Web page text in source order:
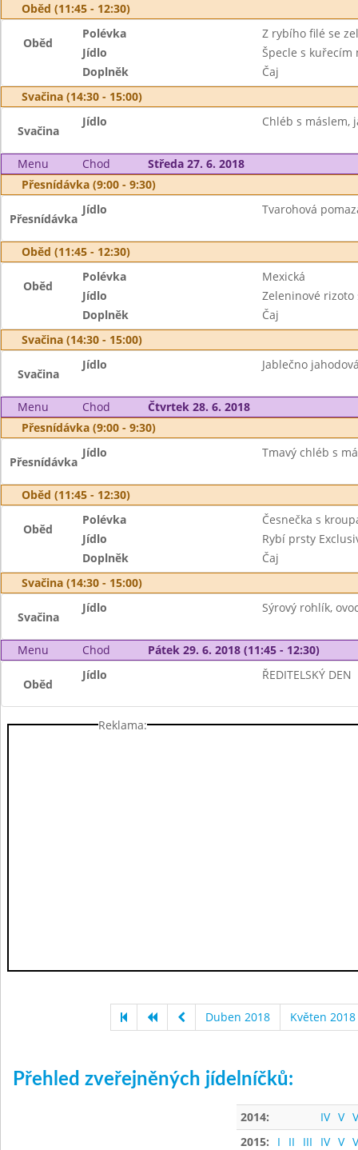
Oběd (11:45 - 12:30)
Oběd
Polévka
Z rybího filé se
Jídlo
Špecle s kuřecím
Doplněk
Čaj
Svačina (14:30 - 15:00)
Svačina
Jídlo Chléb s máslem,
Menu Chod
Středa 27. 6. 2018
Přesnídávka (9:00 - 9:30)
Přesnídávka
Jídlo Tvarohová
Oběd (11:45 - 12:30)
Oběd
Polévka
Mexická
Jídlo
Zeleninové
Doplněk
Čaj
Svačina (14:30 - 15:00)
Svačina
Jídlo Jablečno
Menu Chod
Čtvrtek 28. 6. 2018
Přesnídávka (9:00 - 9:30)
Přesnídávka
Jídlo Tmavý chléb s
Oběd (11:45 - 12:30)
Oběd
Polévka
Česnečka s
Jídlo
Rybí prsty
Doplněk
Čaj
Svačina (14:30 - 15:00)
Svačina
Jídlo Sýrový rohlík,
Menu Chod Pátek 29. 6. 2018 (11:45 - 12:30)
Oběd
Jídlo ŘEDITELSKÝ DEN
Reklama:
Duben 2018 Květen 2018
Přehled zveřejněných jídelníčků:
2014: IV V
2015:
I II III IV V